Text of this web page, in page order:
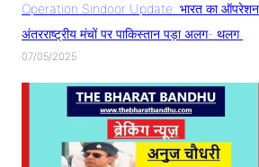
Operation Sindoor Update: भारत का ऑपरेशन
अंतरराष्ट्रीय मंचों पर पाकिस्तान पड़ा अलग- थलग
07/05/2025